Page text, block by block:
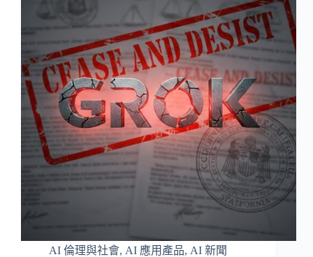
AI 倫理與社會, AI 應用產品, AI 新聞